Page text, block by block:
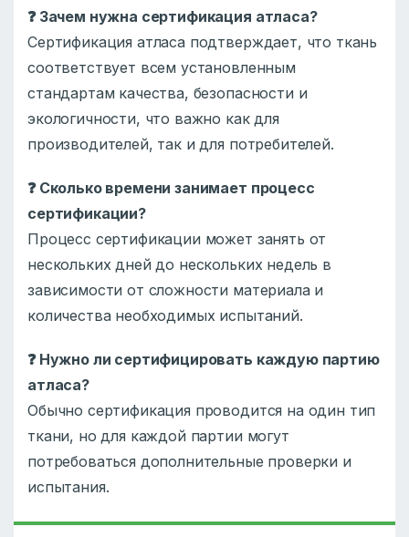
❓Зачем нужна сертификация атласа?
Сертификация атласа подтверждает, что ткань
соответствует всем установленным
стандартам качества, безопасности и
экологичности, что важно как для
производителей, так и для потребителей.
❓Сколько времени занимает процесс
сертификации?
Процесс сертификации может занять от
нескольких дней до нескольких недель в
зависимости от сложности материала и
количества необходимых испытаний.
❓Нужно ли сертифицировать каждую партию
атласа?
Обычно сертификация проводится на один тип
ткани, но для каждой партии могут
потребоваться дополнительные проверки и
испытания.